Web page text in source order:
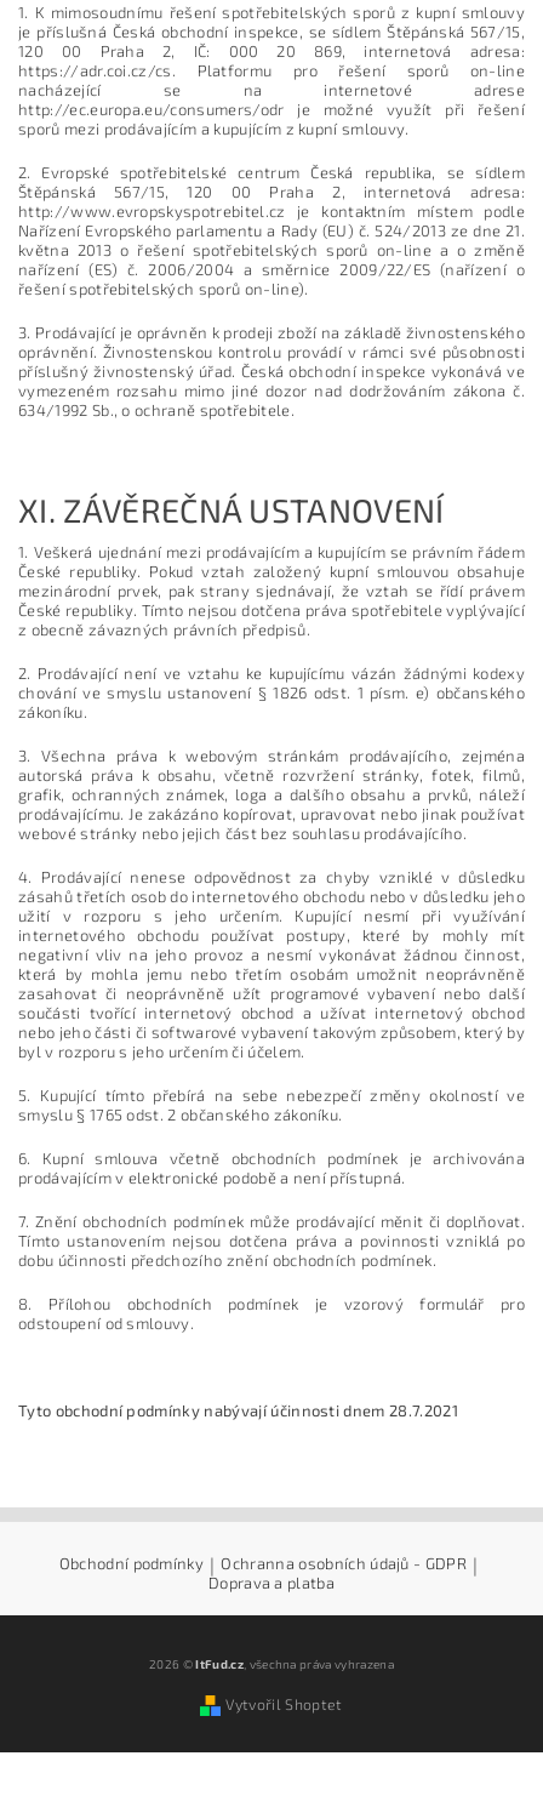
1. K mimosoudnímu řešení spotřebitelských sporů z kupní smlouvy
je příslušná Česká obchodní inspekce, se sídlem Štěpánská 567/15,
120 00 Praha 2, IČ: 000 20 869, internetová adresa:
https://adr.coi.cz/cs. Platformu pro řešení sporů on-line
nacházející se na internetové adrese
http://ec.europa.eu/consumers/odr je možné využít při řešení
sporů mezi prodávajícím a kupujícím z kupní smlouvy.
2. Evropské spotřebitelské centrum Česká republika, se sídlem
Štěpánská 567/15, 120 00 Praha 2, internetová adresa:
http://www.evropskyspotrebitel.cz je kontaktním místem podle
Nařízení Evropského parlamentu a Rady (EU) č. 524/2013 ze dne 21.
května 2013 o řešení spotřebitelských sporů on-line a o změně
nařízení (ES) č. 2006/2004 a směrnice 2009/22/ES (nařízení o
řešení spotřebitelských sporů on-line).
3. Prodávající je oprávněn k prodeji zboží na základě živnostenského
oprávnění. Živnostenskou kontrolu provádí v rámci své působnosti
příslušný živnostenský úřad. Česká obchodní inspekce vykonává ve
vymezeném rozsahu mimo jiné dozor nad dodržováním zákona č.
634/1992 Sb., o ochraně spotřebitele.
XI. ZÁVĚREČNÁ USTANOVENÍ
1. Veškerá ujednání mezi prodávajícím a kupujícím se právním řádem
České republiky. Pokud vztah založený kupní smlouvou obsahuje
mezinárodní prvek, pak strany sjednávají, že vztah se řídí právem
České republiky. Tímto nejsou dotčena práva spotřebitele vyplývající
z obecně závazných právních předpisů.
2. Prodávající není ve vztahu ke kupujícímu vázán žádnými kodexy
chování ve smyslu ustanovení § 1826 odst. 1 písm. e) občanského
zákoníku.
3. Všechna práva k webovým stránkám prodávajícího, zejména
autorská práva k obsahu, včetně rozvržení stránky, fotek, filmů,
grafik, ochranných známek, loga a dalšího obsahu a prvků, náleží
prodávajícímu. Je zakázáno kopírovat, upravovat nebo jinak používat
webové stránky nebo jejich část bez souhlasu prodávajícího.
4. Prodávající nenese odpovědnost za chyby vzniklé v důsledku
zásahů třetích osob do internetového obchodu nebo v důsledku jeho
užití v rozporu s jeho určením. Kupující nesmí při využívání
internetového obchodu používat postupy, které by mohly mít
negativní vliv na jeho provoz a nesmí vykonávat žádnou činnost,
která by mohla jemu nebo třetím osobám umožnit neoprávněně
zasahovat či neoprávněně užít programové vybavení nebo další
součásti tvořící internetový obchod a užívat internetový obchod
nebo jeho části či softwarové vybavení takovým způsobem, který by
byl v rozporu s jeho určením či účelem.
5. Kupující tímto přebírá na sebe nebezpečí změny okolností ve
smyslu § 1765 odst. 2 občanského zákoníku.
6. Kupní smlouva včetně obchodních podmínek je archivována
prodávajícím v elektronické podobě a není přístupná.
7. Znění obchodních podmínek může prodávající měnit či doplňovat.
Tímto ustanovením nejsou dotčena práva a povinnosti vzniklá po
dobu účinnosti předchozího znění obchodních podmínek.
8. Přílohou obchodních podmínek je vzorový formulář pro
odstoupení od smlouvy.
Tyto obchodní podmínky nabývají účinnosti dnem 28.7.2021
Obchodní podmínky | Ochranna osobních údajů - GDPR |
Doprava a platba
2026 ©ItFud.cz, všechna práva vyhrazena
Vytvořil Shoptet